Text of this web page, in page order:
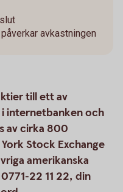
avkastningen
till ett av
internetbanken och
av cirka 800
Stock Exchange
amerikanska
22 11 22, din